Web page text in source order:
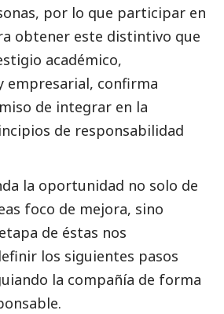
por lo que participar en
obtener este distintivo que
académico,
empresarial, confirma
de integrar en la
de responsabilidad
la oportunidad no solo de
foco de mejora, sino
de éstas nos
los siguientes pasos
la compañía de forma